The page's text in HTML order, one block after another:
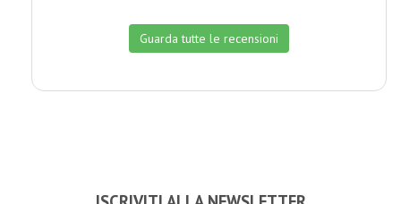
Guarda tutte le recensioni